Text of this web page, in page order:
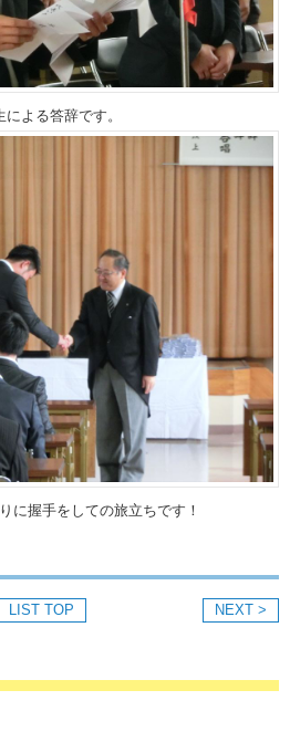
による答辞です。
に握手をしての旅立ちです！
LIST TOP NEXT >